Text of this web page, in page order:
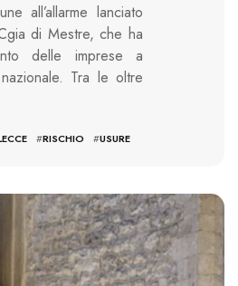
all’allarme lanciato
di Mestre, che ha
delle imprese a
Tra le oltre
#RISCHIO #USURE